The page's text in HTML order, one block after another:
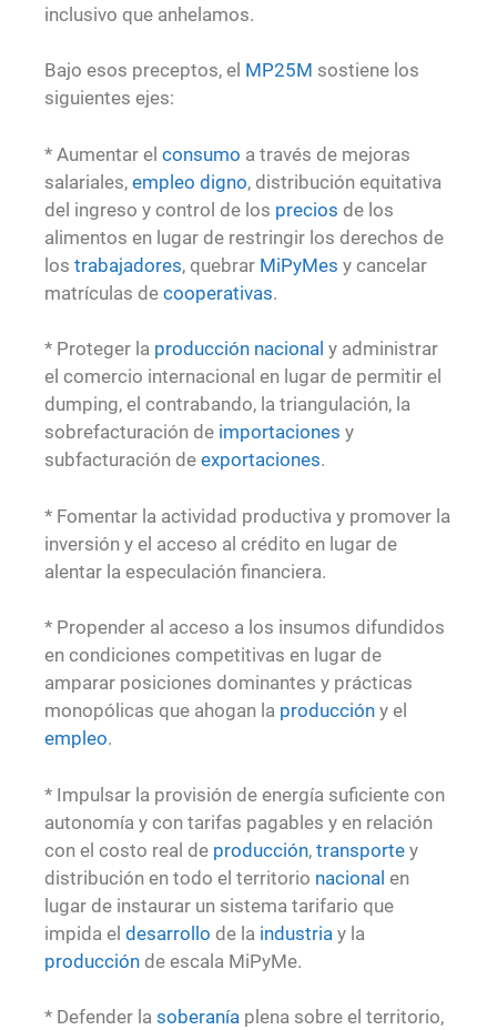
inclusivo que anhelamos.
Bajo esos preceptos, el MP25M sostiene los
siguientes ejes:
* Aumentar el consumo a través de mejoras
salariales, empleo digno, distribución equitativa
del ingreso y control de los precios de los
alimentos en lugar de restringir los derechos de
los trabajadores, quebrar MiPyMes y cancelar
matrículas de cooperativas.
* Proteger la producción nacional y administrar
el comercio internacional en lugar de permitir el
dumping, el contrabando, la triangulación, la
sobrefacturación de importaciones y
subfacturación de exportaciones.
* Fomentar la actividad productiva y promover la
inversión y el acceso al crédito en lugar de
alentar la especulación financiera.
* Propender al acceso a los insumos difundidos
en condiciones competitivas en lugar de
amparar posiciones dominantes y prácticas
monopólicas que ahogan la producción y el
empleo.
* Impulsar la provisión de energía suficiente con
autonomía y con tarifas pagables y en relación
con el costo real de producción, transporte y
distribución en todo el territorio nacional en
lugar de instaurar un sistema tarifario que
impida el desarrollo de la industria y la
producción de escala MiPyMe.
* Defender la soberanía plena sobre el territorio,